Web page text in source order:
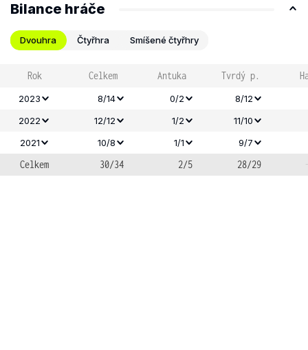
Bilance hráče
Dvouhra Čtyřhra Smíšené čtyřhry
Rok Celkem Antuka Tvrdý p.
2023 8/14 0/2
8/12
2022
12/12 1/2
11/10
2021
10/8 1/1 9/7
Celkem 30/34 2/5 28/29